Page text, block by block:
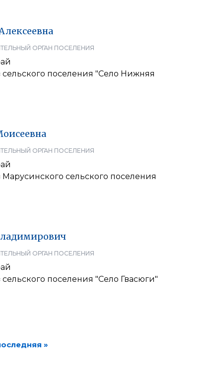
ОРГАН ПОСЕЛЕНИЯ
сельского поселения "Село Нижняя
ОРГАН ПОСЕЛЕНИЯ
Марусинского сельского поселения
ОРГАН ПОСЕЛЕНИЯ
сельского поселения "Село Гвасюги"
»